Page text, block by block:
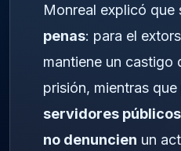
Monreal explicó que
penas: para el
mantiene un castigo
prisión, mientras
servidores
no denuncien un